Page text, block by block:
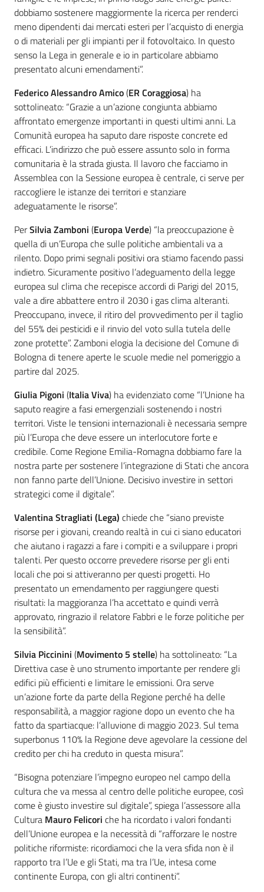
dobbiamo sostenere maggiormente la ricerca per renderci
meno dipendenti dai mercati esteri per l’acquisto di energia
o di materiali per gli impianti per il fotovoltaico. In questo
senso la Lega in generale e io in particolare abbiamo
presentato alcuni emendamenti”.
Federico Alessandro Amico(ER Coraggiosa) ha
sottolineato: “Grazie a un’azione congiunta abbiamo
affrontato emergenze importanti in questi ultimi anni. La
Comunità europea ha saputo dare risposte concrete ed
efficaci. L’indirizzo che può essere assunto solo in forma
comunitaria è la strada giusta. Il lavoro che facciamo in
Assemblea con la Sessione europea è centrale, ci serve per
raccogliere le istanze dei territori e stanziare
adeguatamente le risorse”.
PerSilvia Zamboni (Europa Verde) “la preoccupazione è
quella di un’Europa che sulle politiche ambientali va a
rilento. Dopo primi segnali positivi ora stiamo facendo passi
indietro. Sicuramente positivo l’adeguamento della legge
europea sul clima che recepisce accordi di Parigi del 2015,
vale a dire abbattere entro il 2030 i gas clima alteranti.
Preoccupano, invece, il ritiro del provvedimento per il taglio
del 55% dei pesticidi e il rinvio del voto sulla tutela delle
zone protette”. Zamboni elogia la decisione del Comune di
Bologna di tenere aperte le scuole medie nel pomeriggio a
partire dal 2025.
Giulia Pigoni (Italia Viva) ha evidenziato come “l’Unione ha
saputo reagire a fasi emergenziali sostenendo i nostri
territori. Viste le tensioni internazionali è necessaria sempre
più l’Europa che deve essere un interlocutore forte e
credibile. Come Regione Emilia-Romagna dobbiamo fare la
nostra parte per sostenere l’integrazione di Stati che ancora
non fanno parte dell’Unione. Decisivo investire in settori
strategici come il digitale”.
Valentina Stragliati (Lega) chiede che “siano previste
risorse per i giovani, creando realtà in cui ci siano educatori
che aiutano i ragazzi a fare i compiti e a sviluppare i propri
talenti. Per questo occorre prevedere risorse per gli enti
locali che poi si attiveranno per questi progetti. Ho
presentato un emendamento per raggiungere questi
risultati: la maggioranza l’ha accettato e quindi verrà
approvato, ringrazio il relatore Fabbri e le forze politiche per
la sensibilità”.
Silvia Piccinini (Movimento 5 stelle) ha sottolineato: “La
Direttiva case è uno strumento importante per rendere gli
edifici più efficienti e limitare le emissioni. Ora serve
un’azione forte da parte della Regione perché ha delle
responsabilità, a maggior ragione dopo un evento che ha
fatto da spartiacque: l’alluvione di maggio 2023. Sul tema
superbonus 110% la Regione deve agevolare la cessione del
credito per chi ha creduto in questa misura”.
“Bisogna potenziare l’impegno europeo nel campo della
cultura che va messa al centro delle politiche europee, così
come è giusto investire sul digitale”, spiega l’assessore alla
Cultura Mauro Felicori che ha ricordato i valori fondanti
dell’Unione europea e la necessità di “rafforzare le nostre
politiche riformiste: ricordiamoci che la vera sfida non è il
rapporto tra l’Ue e gli Stati, ma tra l’Ue, intesa come
continente Europa, con gli altri continenti”.